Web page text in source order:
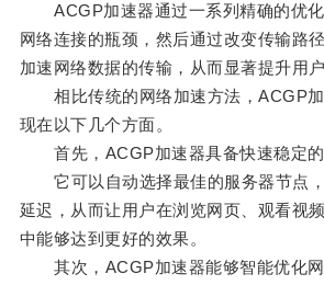
ACGP加速器通过一系列精确的优化
网络连接的瓶颈，然后通过改变传输路
加速网络数据的传输，从而显著提升用
相比传统的网络加速方法，ACGP加
现在以下几个方面。
首先，ACGP加速器具备快速稳定的
它可以自动选择最佳的服务器节点，
延迟，从而让用户在浏览网页、观看视
中能够达到更好的效果。
其次，ACGP加速器能够智能优化网